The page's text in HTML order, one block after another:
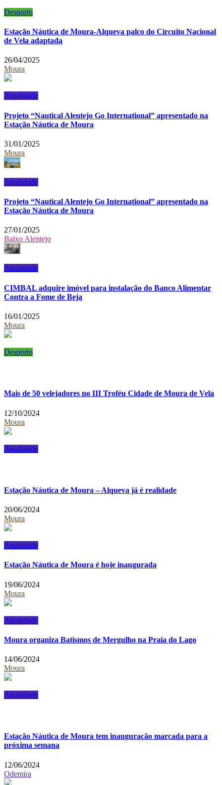
Desporto
Estação Náutica de Moura-Alqueva palco do Circuito Nacional
de Vela adaptada
26/04/2025
Moura
Atualidade
Projeto “Nautical Alentejo Go International” apresentado na
Estação Náutica de Moura
31/01/2025
Moura
Atualidade
Projeto “Nautical Alentejo Go International” apresentado na
Estação Náutica de Moura
27/01/2025
Baixo Alentejo
Atualidade
CIMBAL adquire imóvel para instalação do Banco Alimentar
Contra a Fome de Beja
16/01/2025
Moura
Desporto
Mais de 50 velejadores no III Troféu Cidade de Moura de Vela
12/10/2024
Moura
Atualidade
Estação Náutica de Moura – Alqueva já é realidade
20/06/2024
Moura
Atualidade
Estação Náutica de Moura é hoje inaugurada
19/06/2024
Moura
Atualidade
Moura organiza Batismos de Mergulho na Praia do Lago
14/06/2024
Moura
Atualidade
Estação Náutica de Moura tem inauguração marcada para a
próxima semana
12/06/2024
Odemira